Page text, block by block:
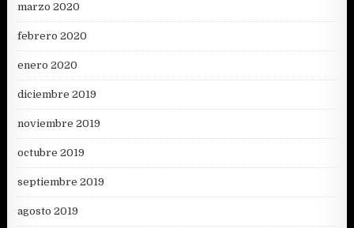
marzo 2020
febrero 2020
enero 2020
diciembre 2019
noviembre 2019
octubre 2019
septiembre 2019
agosto 2019